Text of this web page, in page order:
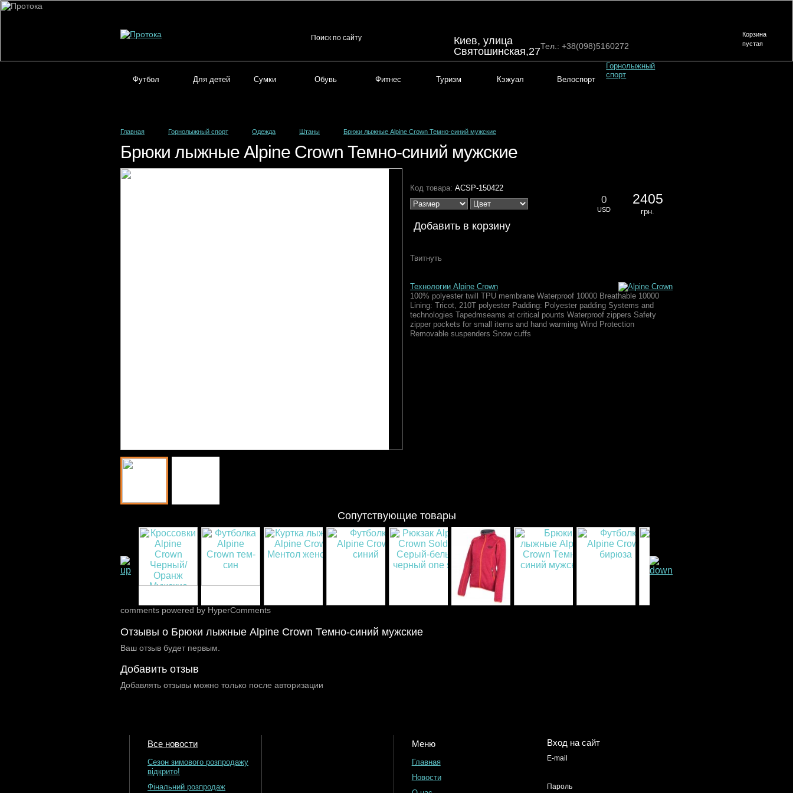
Футбол Для детей Сумки Обувь Фитнес Туризм Кэжуал Велоспорт
Горнолыжный
спорт
Главная Горнолыжный спорт Одежда Штаны Брюки лыжные Alpine Crown Темно-синий мужские
Брюки лыжные Alpine Crown Темно-синий мужские
Код товара: ACSP-150422
0
USD
2405
грн.
Твитнуть
Технологии Alpine Crown
100% polyester twill TPU membrane Waterproof 10000 Breathable 10000
Lining: Tricot, 210T polyester Padding: Polyester padding Systems and
technologies Tapedmseams at critical pounts Waterproof zippers Safety
zipper pockets for small items and hand warming Wind Protection
Removable suspenders Snow cuffs
Сопутствующие товары
comments powered by HyperComments
Отзывы о Брюки лыжные Alpine Crown Темно-синий мужские
Ваш отзыв будет первым.
Добавить отзыв
Добавлять отзывы можно только после авторизации
Все новости
Сезон зимового розпродажу
відкрито!
Фінальний розпродаж
Меню
Главная
Новости
Вход на сайт
E-mail
Пароль
Киев, улица
Святошинская,27Тел.: +38(098)5160272
Корзина
пустая